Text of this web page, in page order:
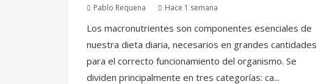
Pablo Requena Hace 1 semana
Los macronutrientes son componentes esenciales de
nuestra dieta diaria, necesarios en grandes cantidades
para el correcto funcionamiento del organismo. Se
dividen principalmente en tres categorías: ca...